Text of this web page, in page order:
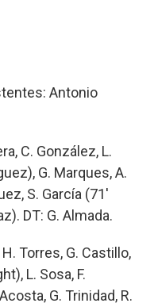
Antonio
C. González, L.
G. Marques, A.
S. García (71'
DT: G. Almada.
Torres, G. Castillo,
L. Sosa, F.
G. Trinidad, R.